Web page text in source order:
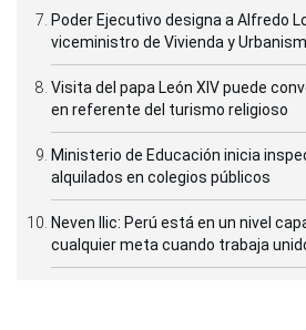
Poder Ejecutivo designa a Alfredo
viceministro de Vivienda y
Visita del papa León XIV puede
en referente del turismo religioso
Ministerio de Educación inicia
alquilados en colegios públicos
Neven Ilic: Perú está en un nivel
cualquier meta cuando trabaja